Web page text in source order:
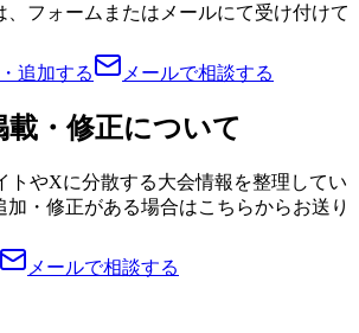
、フォームまたはメールにて受け付けて
追加する
メールで相談する
載・修正について
トやXに分散する大会情報を整理してい
加・修正がある場合はこちらからお送り
メールで相談する